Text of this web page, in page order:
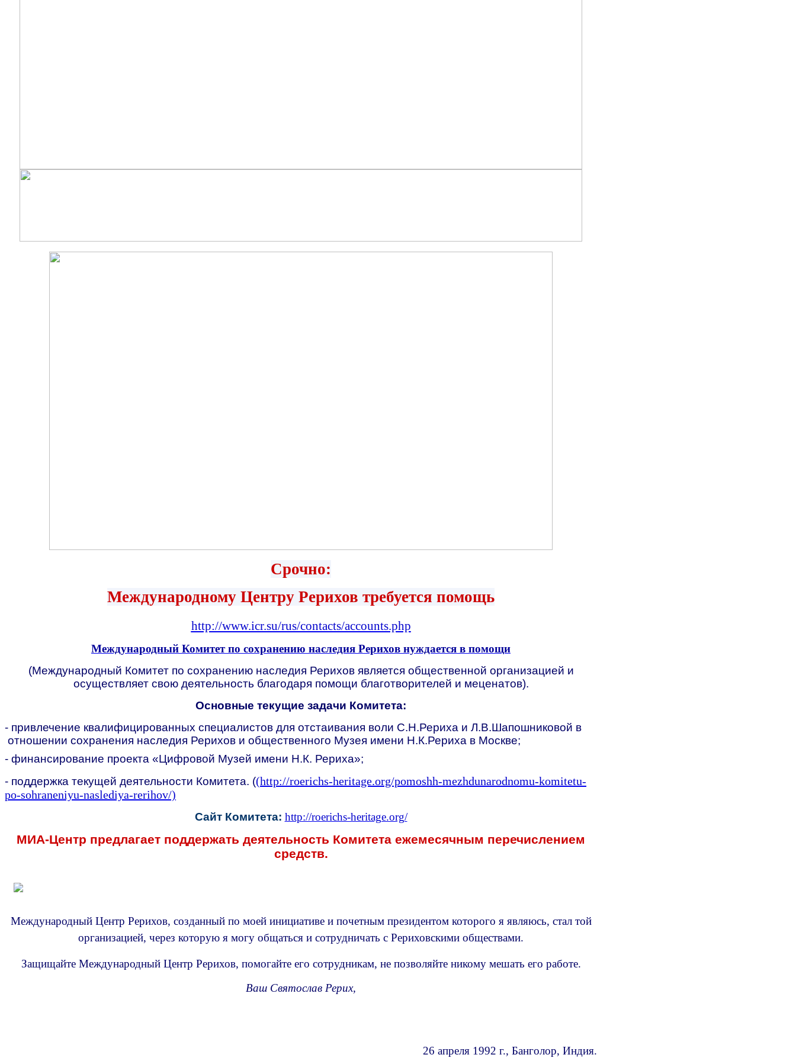
Срочно:
Международному Центру Рерихов требуется помощь
http://www.icr.su/rus/contacts/accounts.php
Международный Комитет по сохранению наследия Рерихов нуждается в помощи
(Международный Комитет по сохранению наследия Рерихов является общественной организацией и
осуществляет свою деятельность благодаря помощи благотворителей и меценатов).
Основные текущие задачи Комитета:
- привлечение квалифицированных специалистов для отстаивания воли С.Н.Рериха и Л.В.Шапошниковой в
отношении сохранения наследия Рерихов и общественного Музея имени Н.К.Рериха в Москве;
- финансирование проекта «Цифровой Музей имени Н.К. Рериха»;
- поддержка текущей деятельности Комитета. ((http://roerichs-heritage.org/pomoshh-mezhdunarodnomu-komitetu-
po-sohraneniyu-naslediya-rerihov/)
Сайт Комитета: http://roerichs-heritage.org/
МИА-Центр предлагает поддержать деятельность Комитета ежемесячным перечислением
средств.
Международный Центр Рерихов, созданный по моей инициативе и почетным президентом которого я являюсь, стал той
организацией, через которую я могу общаться и сотрудничать с Рериховскими обществами.
Защищайте Международный Центр Рерихов, помогайте его сотрудникам, не позволяйте никому мешать его работе.
Ваш Святослав Рерих,
26 апреля 1992 г., Банголор, Индия.